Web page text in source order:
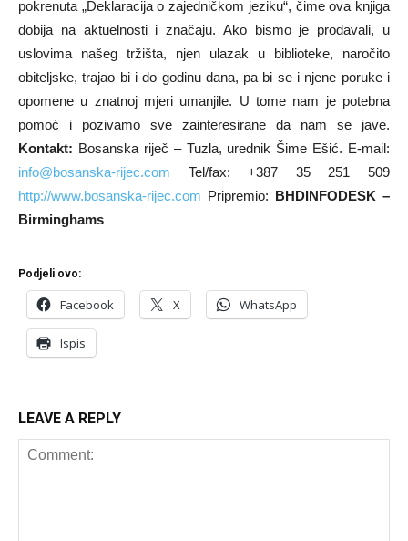
pokrenuta „Deklaracija o zajedničkom jeziku“, čime ova knjiga
dobija na aktuelnosti i značaju. Ako bismo je prodavali, u
uslovima našeg tržišta, njen ulazak u biblioteke, naročito
obiteljske, trajao bi i do godinu dana, pa bi se i njene poruke i
opomene u znatnoj mjeri umanjile. U tome nam je potebna
pomoć i pozivamo sve zainteresirane da nam se jave.
Kontakt: Bosanska riječ – Tuzla, urednik Šime Ešić. E-mail:
info@bosanska-rijec.com Tel/fax: +387 35 251 509
http://www.bosanska-rijec.com Pripremio: BHDINFODESK –
Birminghams
Podjeli ovo:
Facebook X WhatsApp
Ispis
LEAVE A REPLY